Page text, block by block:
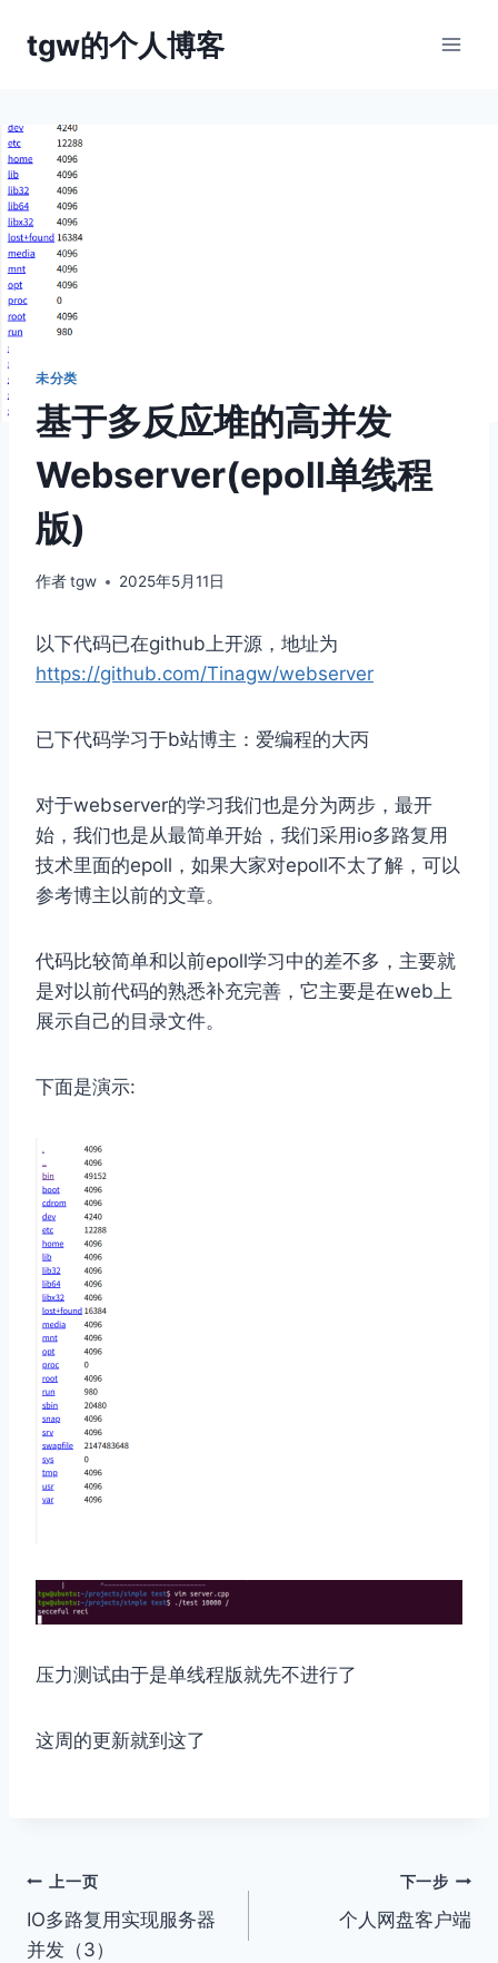
tgw的个人博客
未分类
基于多反应堆的高并发
Webserver(epoll单线程
版)
作者tgw 2025年5月11日
以下代码已在github上开源，地址为
https://github.com/Tinagw/webserver
已下代码学习于b站博主：爱编程的大丙
对于webserver的学习我们也是分为两步，最开
始，我们也是从最简单开始，我们采用io多路复用
技术里面的epoll，如果大家对epoll不太了解，可以
参考博主以前的文章。
代码比较简单和以前epoll学习中的差不多，主要就
是对以前代码的熟悉补充完善，它主要是在web上
展示自己的目录文件。
下面是演示:
压力测试由于是单线程版就先不进行了
这周的更新就到这了
文
章
上一页
IO多路复用实现服务器
并发（3）
下一步
个人网盘客户端